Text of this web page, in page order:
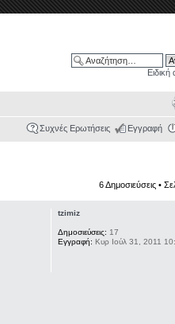
Συχνές Ερωτήσεις Εγγραφή
6 Δημοσιεύσεις •
tzimiz
Δημοσιεύσεις: 17
Εγγραφή: Κυρ Ιούλ 31, 2011